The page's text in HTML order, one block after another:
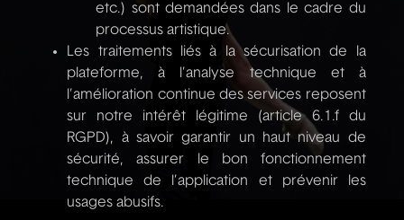
etc.) sont demandées dans le cadre du
processus artistique.
Les traitements liés à la sécurisation de la
plateforme, à l’analyse technique et à
l’amélioration continue des services reposent
sur notre intérêt légitime (article 6.1.f du
RGPD), à savoir garantir un haut niveau de
sécurité, assurer le bon fonctionnement
technique de l’application et prévenir les
usages abusifs.